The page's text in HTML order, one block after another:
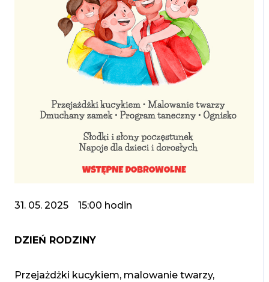
31. 05. 2025 15:00 hodin
DZIEŃ RODZINY
Przejażdżki kucykiem, malowanie twarzy,